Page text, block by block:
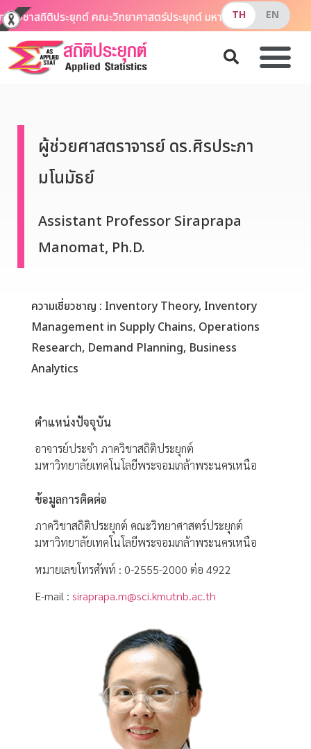
ควิชาสถิติประยุกต์ คณะวิทยาศาสตร์ประยุกต์ มหาวิทยาลัยเทคโนโลยีพ
ผู้ช่วยศาสตราจารย์ ดร.ศิรประภา
มโนมัธย์
Assistant Professor Siraprapa
Manomat, Ph.D.
ความเชี่ยวชาญ : Inventory Theory, Inventory
Management in Supply Chains, Operations
Research, Demand Planning, Business
Analytics
ตำแหน่งปัจจุบัน
อาจารย์ประจำ ภาควิชาสถิติประยุกต์
มหาวิทยาลัยเทคโนโลยีพระจอมเกล้าพระนครเหนือ
ข้อมูลการติดต่อ
ภาควิชาสถิติประยุกต์ คณะวิทยาศาสตร์ประยุกต์
มหาวิทยาลัยเทคโนโลยีพระจอมเกล้าพระนครเหนือ
หมายเลขโทรศัพท์ : 0-2555-2000 ต่อ 4922
E-mail : siraprapa.m@sci.kmutnb.ac.th